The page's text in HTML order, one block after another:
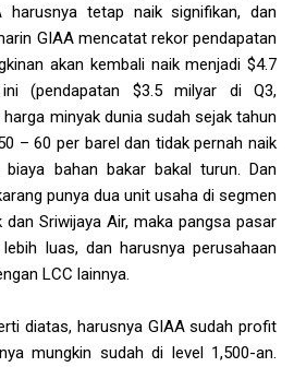
harusnya tetap naik signifikan, dan
GIAA mencatat rekor pendapatan
akan kembali naik menjadi $4.7
(pendapatan $3.5 milyar di Q3,
minyak dunia sudah sejak tahun
– 60 per barel dan tidak pernah naik
biaya bahan bakar bakal turun. Dan
punya dua unit usaha di segmen
dan Sriwijaya Air, maka pangsa pasar
luas, dan harusnya perusahaan
LCC lainnya.
diatas, harusnya GIAA sudah profit
mungkin sudah di level 1,500-an.